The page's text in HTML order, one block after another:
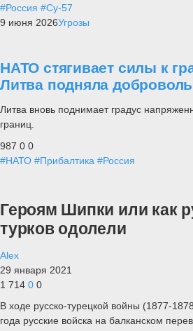
#Россия #Су-57
9 июня 2026Угрозы
НАТО стягивает силы к
Литва подняла
Литва вновь поднимает градус
границ.
987 0 0
#НАТО #Прибалтика #Россия
Героям Шипки или как
турков одолели
Alex
29 января 2021
1 714 0 0
В ходе русско-турецкой войны (1877-
года русские войска на балканском